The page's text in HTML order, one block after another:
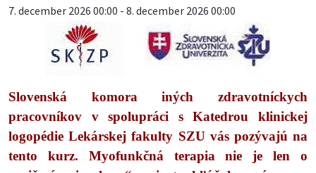
7. december 2026 00:00 - 8. december 2026 00:00
Slovenská komora iných zdravotníckych
pracovníkov v spolupráci s Katedrou klinickej
logopédie Lekárskej fakulty SZU vás pozývajú na
tento kurz. Myofunkčná terapia nie je len o